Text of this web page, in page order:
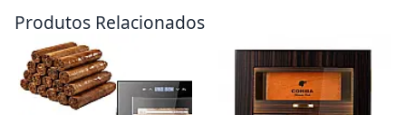
Produtos Relacionados